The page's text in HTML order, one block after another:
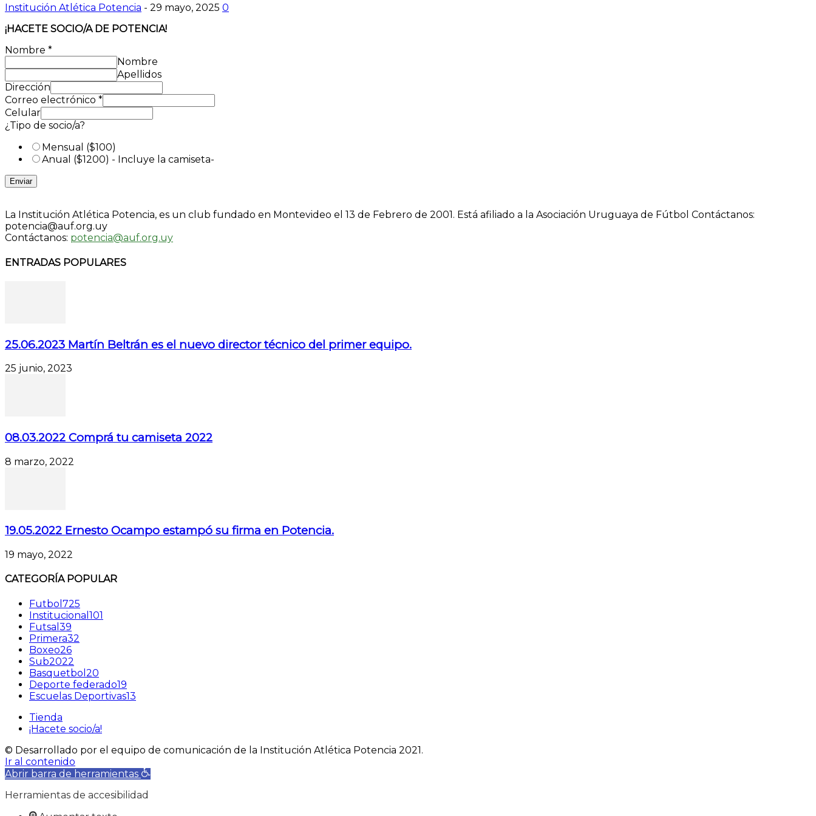
Institución Atlética Potencia - 29 mayo, 2025 0
¡HACETE SOCIO/A DE POTENCIA!
Nombre *
Nombre
Apellidos
Dirección
Correo electrónico *
Celular
¿Tipo de socio/a?
Mensual ($100)
Anual ($1200) - Incluye la camiseta-
Enviar
La Institución Atlética Potencia, es un club fundado en Montevideo el 13 de Febrero de 2001. Está afiliado a la Asociación Uruguaya de Fútbol Contáctanos:
potencia@auf.org.uy
Contáctanos: potencia@auf.org.uy
ENTRADAS POPULARES
25.06.2023 Martín Beltrán es el nuevo director técnico del primer equipo.
25 junio, 2023
08.03.2022 Comprá tu camiseta 2022
8 marzo, 2022
19.05.2022 Ernesto Ocampo estampó su firma en Potencia.
19 mayo, 2022
CATEGORÍA POPULAR
Futbol 725
Institucional 101
Futsal 39
Primera32
Boxeo26
Sub2022
Basquetbol 20
Deporte federado19
Escuelas Deportivas13
Tienda
¡Hacete socio/a!
© Desarrollado por el equipo de comunicación de la Institución Atlética Potencia 2021.
Ir al contenido
Abrir barra de herramientas
Herramientas de accesibilidad